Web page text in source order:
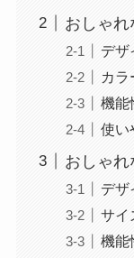
おしゃ
デザ
カラ
機能
使い
おしゃ
デザ
サイ
機能